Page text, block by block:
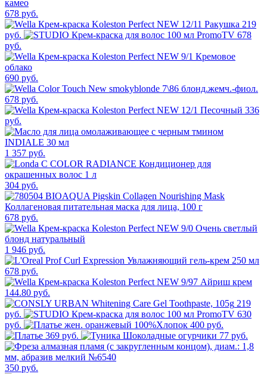
678 руб.
219
руб.
678
руб.
690 руб.
678 руб.
336
руб.
1 357 руб.
304 руб.
678 руб.
1 946 руб.
678 руб.
144.80 руб.
219
руб.
630
руб.
400 руб.
369 руб.
77 руб.
350 руб.